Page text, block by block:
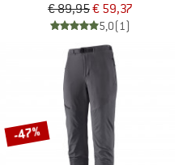
€ 89,95€ 59,37
5,0(1)
-47%